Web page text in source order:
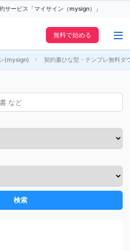
サービス「マイサイン（mysign）」
無料で始める
(mysign) 契約書ひな型・テンプレ無料ダ
検索